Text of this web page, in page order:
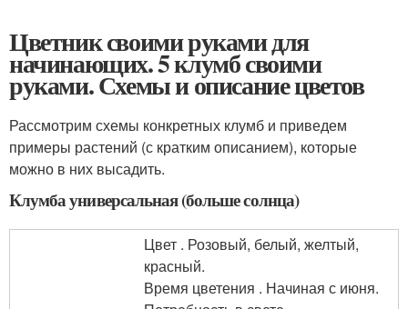
Цветник своими руками для
начинающих. 5 клумб своими
руками. Схемы и описание цветов
Рассмотрим схемы конкретных клумб и приведем
примеры растений (с кратким описанием), которые
можно в них высадить.
Клумба универсальная (больше солнца)
Цвет . Розовый, белый, желтый,
красный.
Время цветения . Начиная с июня.